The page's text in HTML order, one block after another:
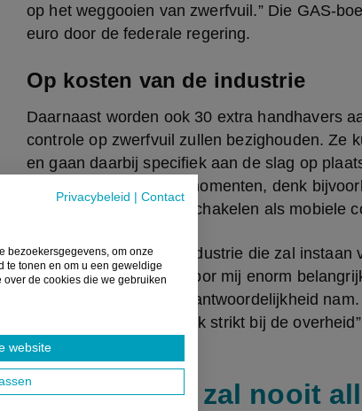
Privacybeleid Contact
bezoekersgegevens, om onze
te tonen en om u een geweldige
de cookies die we gebruiken
website
op het weggooien van zwerfvuil.” Die GAS-
euro door de federale regering.
Op kosten van de industrie
Daarnaast worden ook 30 extra handhavers
controle op zwerfvuil zullen bezighouden. Ze
en gaan daarbij specifiek aan de slag op
op zwerfvuilgevoelige momenten, denk
besturen kunnen ze inschakelen als mobiele
Het is de verpakkingsindustrie die zal instaan
controleurs. “Het was voor mij enorm
sector zelf mee zijn verantwoordelijkheid
aansturing blijft natuurlijk strikt bij de
Statiegeld zal nooit